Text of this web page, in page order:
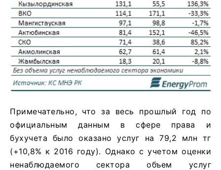
Примечательно, что за весь прошлый год по
официальным данным в сфере права и
бухучета было оказано услуг на 79,2 млн тг
(+10,8% к 2016 году). Однако с учетом оценки
ненаблюдаемого сектора объем услуг